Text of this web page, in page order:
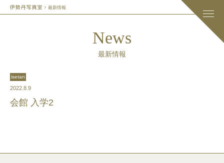
最新情報
News
最新情報
isetan
2022.8.9
会館 入学2